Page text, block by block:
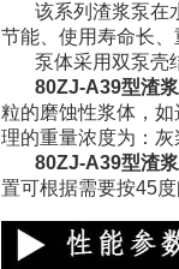
该系列渣浆泵在
节能、使用寿命长
泵体采用双泵壳
80ZJ-A39型渣
粒的磨蚀性浆体，
理的重量浓度为：
80ZJ-A39型渣
置可根据需要按45